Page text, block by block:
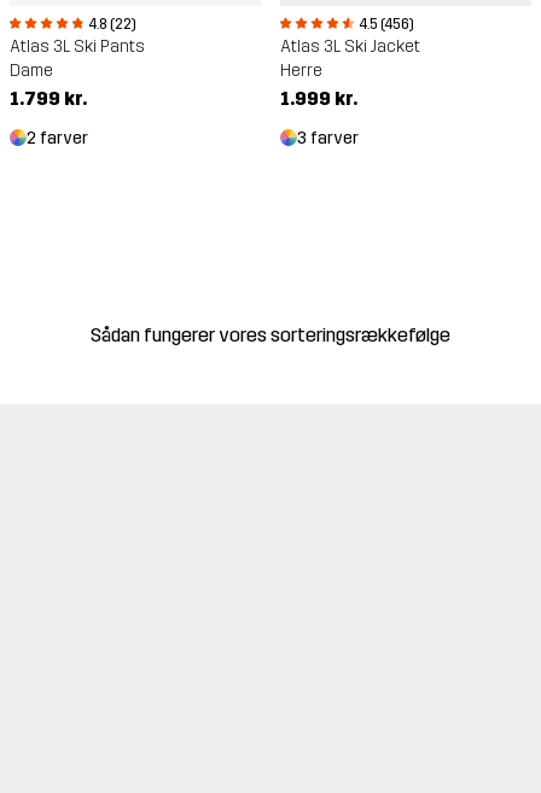
4.8 (22)
Atlas 3L Ski Pants
Dame
1.799 kr.
2 farver
4.5 (456)
Atlas 3L Ski Jacket
Herre
1.999 kr.
3 farver
Sådan fungerer vores sorteringsrækkefølge